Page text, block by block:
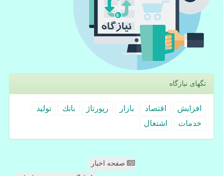
تگهای نیازگاه
افزایش اقتصاد بازار رپورتاژ بانك
تولید
خدمات
اشتغال
صفحه اخبار